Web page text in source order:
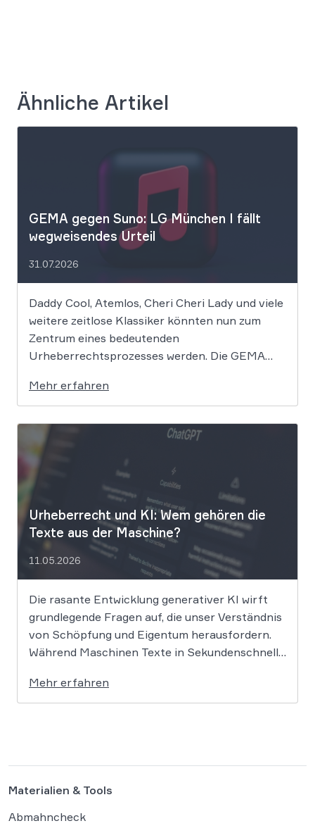
Ähnliche Artikel
GEMA gegen Suno: LG München I fällt
wegweisendes Urteil
31.07.2026
Daddy Cool, Atemlos, Cheri Cheri Lady und viele
weitere zeitlose Klassiker könnten nun zum
Zentrum eines bedeutenden
Urheberrechtsprozesses werden. Die GEMA
die Rechte ihrer Mitglieder verteidigen. Dem
Unternehmen hinter der populären KI-Musik-
App werden massive
Urheberrechtsverletzungen vorgeworfen. Die
entscheidende Frage lautet: Durfte Suno […]
Mehr erfahren
Urheberrecht und KI: Wem gehören die
Texte aus der Maschine?
11.05.2026
Die rasante Entwicklung generativer KI wirft
grundlegende Fragen auf, die unser Verständnis
von Schöpfung und Eigentum herausfordern.
Während Maschinen Texte in Sekundenschnelle
die Antwort, ob und wie diese Werke geschützt
sind: Ein Problem, das längst nicht nur Juristen,
Mehr erfahren
Materialien & Tools
Abmahncheck